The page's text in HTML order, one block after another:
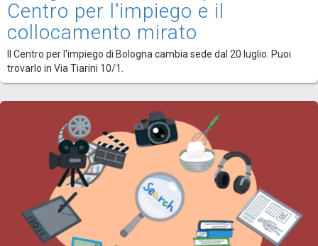
Centro per l'impiego e il
collocamento mirato
Il Centro per l'impiego di Bologna cambia sede dal 20 luglio. Puoi
trovarlo in Via Tiarini 10/1.